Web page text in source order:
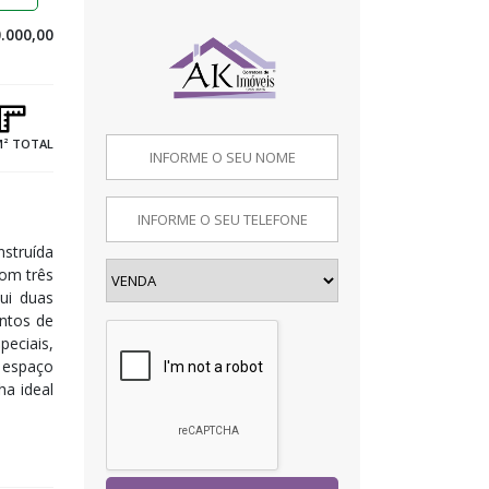
TOTAL
três
duas
de
ideal